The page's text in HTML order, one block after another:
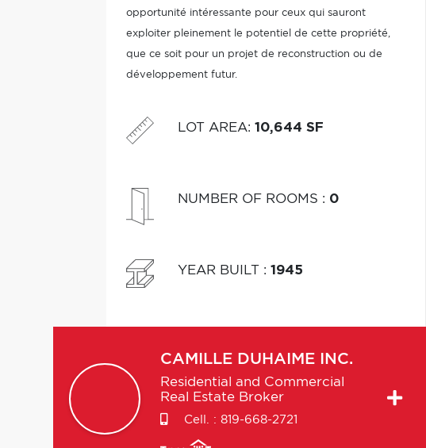
opportunité intéressante pour ceux qui sauront
exploiter pleinement le potentiel de cette propriété,
que ce soit pour un projet de reconstruction ou de
développement futur.
LOT AREA: 10,644 SF
NUMBER OF ROOMS : 0
YEAR BUILT : 1945
CAMILLE DUHAIME INC.
Residential and Commercial
Real Estate Broker
Cell. : 819-668-2721